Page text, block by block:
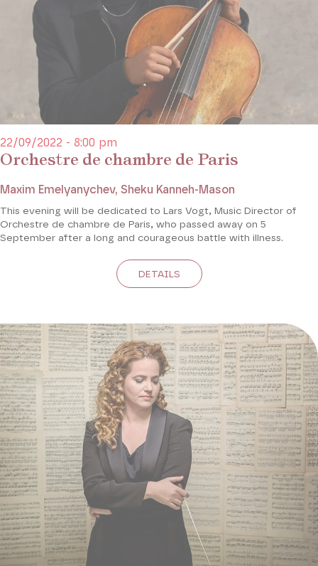
Orchestre de chambre de Paris
22/09/2022 - 8:00 pm
Maxim Emelyanychev, Sheku Kanneh-Mason
This evening will be dedicated to Lars Vogt, Music Director of
Orchestre de chambre de Paris, who passed away on 5
September after a long and courageous battle with illness.
DETAILS